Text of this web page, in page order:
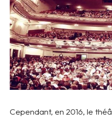
Cependant, en 2016, le